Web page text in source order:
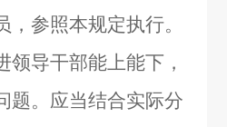
参照本规定执行。
干部能上能下，
题。应当结合实际分